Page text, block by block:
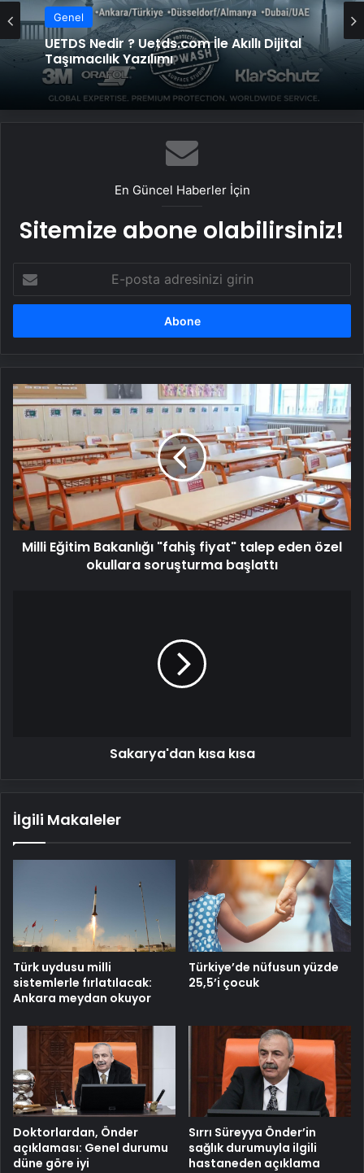
Genel
UETDS Nedir ? Uetds.com İle Akıllı Dijital
Taşımacılık Yazılımı
En Güncel Haberler İçin
Sitemize abone olabilirsiniz!
posta
adresinizi
Milli
Eğitim
"fahiş
fiyat"
talep
eden
özel
okullara
soruşturma
Milli Eğitim Bakanlığı "fahiş fiyat" talep eden özel
okullara soruşturma başlattı
Sakarya'dan kısa kısa
İlgili Makaleler
Türk uydusu milli
sistemlerle fırlatılacak:
Ankara meydan okuyor
Türkiye’de nüfusun yüzde
25,5’i çocuk
Doktorlardan, Önder
açıklaması: Genel durumu
düne göre iyi
Sırrı Süreyya Önder’in
sağlık durumuyla ilgili
hastaneden açıklama